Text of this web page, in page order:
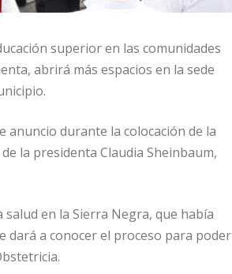
superior en las comunidades
abrirá más espacios en la sede
durante la colocación de la
la presidenta Claudia Sheinbaum,
en la Sierra Negra, que había
dará a conocer el proceso para poder